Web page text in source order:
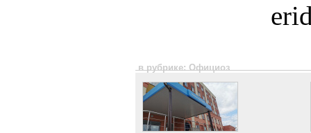
в рубрике: Официоз